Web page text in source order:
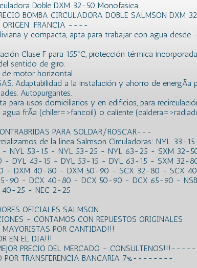
Doble DXM 32-50 Monofasica
BOMBA CIRCULADORA DOBLE SALMSON DXM
FRANCIA ----
liviana y compacta, apta para trabajar con agua desde
Clase F para 155ºC, protección térmica
sentido de giro.
motor horizontal.
Adaptabilidad a la instalación y ahorro de energÃ­a
Autopurgantes.
para usos domiciliarios y en edificios, para
agua frÃ­a (chiler=>fancoil) o caliente
PARA SOLDAR/ROSCAR---
de la linea Salmson Circuladoras: NYL 33-
NYL 53-15 - NYL 53-25 - NYL 63-25 - SXM 32-
- DYL 43-15 - DYL 53-15 - DYL 63-15 - SXM 32-
- DXM 40-80 - DXM 50-90 - SCX 32-80 - SCX
90 - DCX 40-80 - DCX 50-90 - DCX 65-90 -
40-25 - NEC 2-25
OFICIALES SALMSON
- CONTAMOS CON REPUESTOS ORIGINALES
MAYORISTAS POR CANTIDAD!!!
EN EL DIA!!!
PRECIO DEL MERCADO -
POR TRANSFERENCIA BANCARIA 7%--------